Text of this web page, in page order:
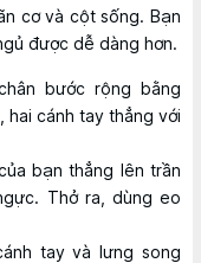
cơ và cột sống. Bạn
được dễ dàng hơn.
bước rộng bằng
hai cánh tay thẳng với
bạn thẳng lên trần
Thở ra, dùng eo
tay và lưng song